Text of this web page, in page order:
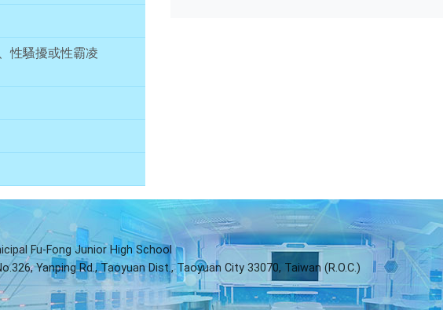
性騷擾或性霸凌
Fu-Fong Junior High School
Yanping Rd., Taoyuan Dist., Taoyuan City 33070, Taiwan (R.O.C.)